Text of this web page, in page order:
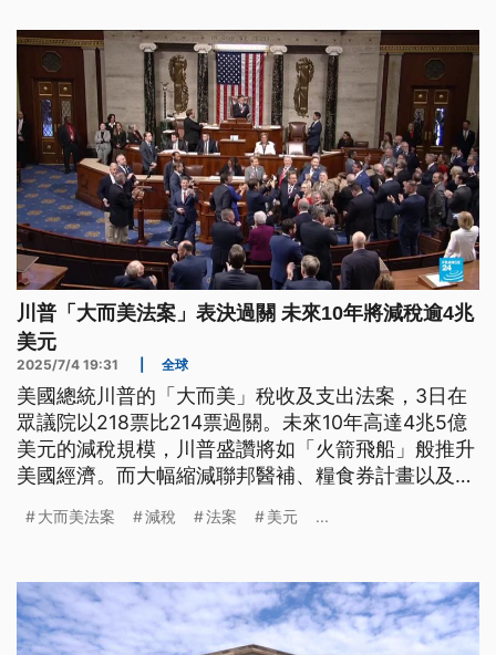
川普「大而美法案」表決過關 未來10年將減稅逾4兆
美元
2025/7/4 19:31 全球
美國總統川普的「大而美」稅收及支出法案，3日在
眾議院以218票比214票過關。未來10年高達4兆5億
美元的減稅規模，川普盛讚將如「火箭飛船」般推升
美國經濟。而大幅縮減聯邦醫補、糧食券計畫以及綠
貧苦大眾。為了拖延投票，傑佛瑞斯還發表了8小時
大而美法案 減稅 法案 美元 ...